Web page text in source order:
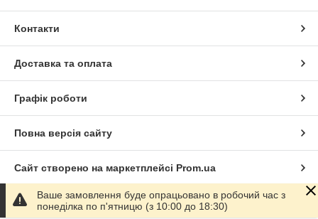
Контакти
Доставка та оплата
Графік роботи
Повна версія сайту
Сайт створено на маркетплейсі Prom.ua
Політика конфіденційності
Ваше замовлення буде опрацьовано в робочий час з
понеділка по п'ятницю (з 10:00 до 18:30)